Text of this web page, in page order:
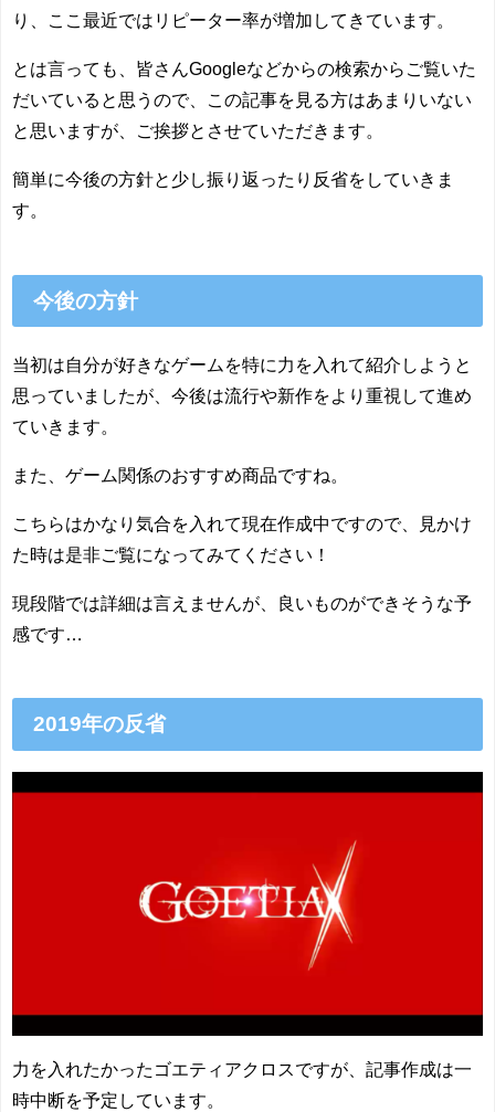
り、ここ最近ではリピーター率が増加してきています。
とは言っても、皆さんGoogleなどからの検索からご覧いた
だいていると思うので、この記事を見る方はあまりいない
と思いますが、ご挨拶とさせていただきます。
簡単に今後の方針と少し振り返ったり反省をしていきま
す。
今後の方針
当初は自分が好きなゲームを特に力を入れて紹介しようと
思っていましたが、今後は流行や新作をより重視して進め
ていきます。
また、ゲーム関係のおすすめ商品ですね。
こちらはかなり気合を入れて現在作成中ですので、見かけ
た時は是非ご覧になってみてください！
現段階では詳細は言えませんが、良いものができそうな予
感です…
2019年の反省
力を入れたかったゴエティアクロスですが、記事作成は一
時中断を予定しています。